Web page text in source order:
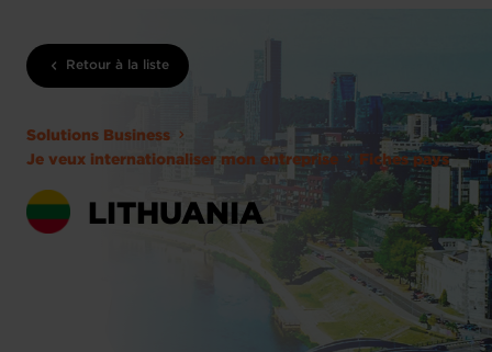
Retour à la liste
Solutions Business
Je veux internationaliser mon entreprise
Fiches pays
LITHUANIA